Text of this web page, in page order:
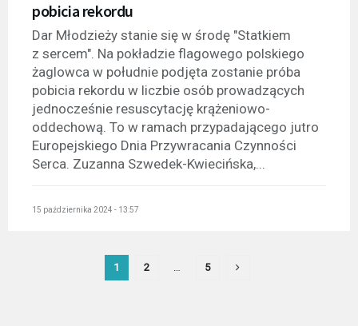
pobicia rekordu
Dar Młodzieży stanie się w środę "Statkiem
z sercem". Na pokładzie flagowego polskiego
żaglowca w południe podjęta zostanie próba
pobicia rekordu w liczbie osób prowadzących
jednocześnie resuscytację krążeniowo-
oddechową. To w ramach przypadającego jutro
Europejskiego Dnia Przywracania Czynności
Serca. Zuzanna Szwedek-Kwiecińska,...
15 października 2024 - 13:57
1 2 5